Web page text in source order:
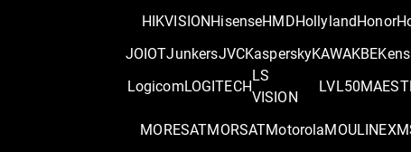
HIKVISIONHisenseHMDHollylandHonor
JOIOTJunkersJVCKasperskyKAWAKBE
LogicomLOGITECH
LS
VISION
LVL50
MORESATMORSATMotorolaMOULINEX